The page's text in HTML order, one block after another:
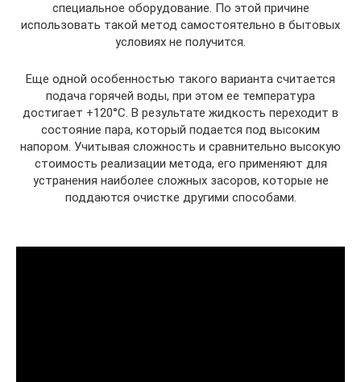
специальное оборудование. По этой причине
использовать такой метод самостоятельно в бытовых
условиях не получится.
Еще одной особенностью такого варианта считается
подача горячей воды, при этом ее температура
достигает +120°С. В результате жидкость переходит в
состояние пара, который подается под высоким
напором. Учитывая сложность и сравнительно высокую
стоимость реализации метода, его применяют для
устранения наиболее сложных засоров, которые не
поддаются очистке другими способами.